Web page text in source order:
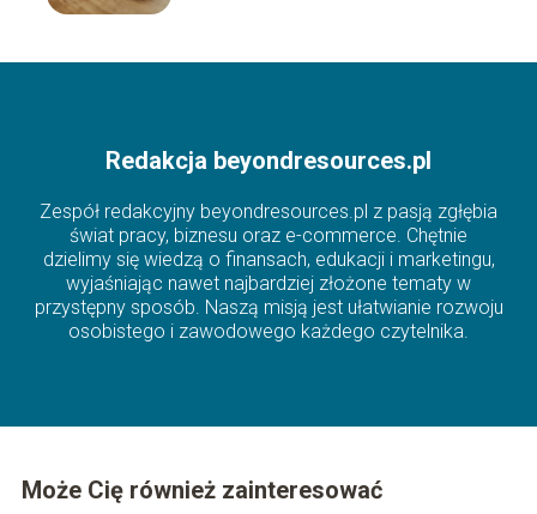
Redakcja beyondresources.pl
Zespół redakcyjny beyondresources.pl z pasją zgłębia
świat pracy, biznesu oraz e-commerce. Chętnie
dzielimy się wiedzą o finansach, edukacji i marketingu,
wyjaśniając nawet najbardziej złożone tematy w
przystępny sposób. Naszą misją jest ułatwianie rozwoju
osobistego i zawodowego każdego czytelnika.
Może Cię również zainteresować